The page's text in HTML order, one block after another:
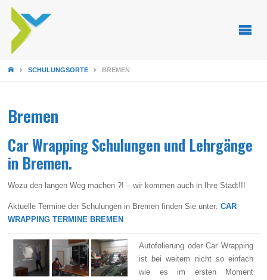
STARTSEITE
SCHULUNGSORTE BREMEN
Bremen
Car Wrapping Schulungen und Lehrgänge
in Bremen.
Wozu den langen Weg machen ?! – wir kommen auch in Ihre Stadt!!!
Aktuelle Termine der Schulungen in Bremen finden Sie unter: CAR
WRAPPING TERMINE BREMEN
Autofolierung oder Car Wrapping
ist bei weitem nicht so einfach
wie es im ersten Moment